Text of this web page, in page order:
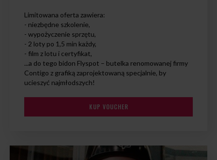
Limitowana oferta zawiera:
- niezbędne szkolenie,
- wypożyczenie sprzętu,
- 2 loty po 1,5 min każdy,
- film z lotu i certyfikat,
...a do tego bidon Flyspot – butelka renomowanej firmy
Contigo z grafiką zaprojektowaną specjalnie, by
ucieszyć najmłodszych!
KUP VOUCHER